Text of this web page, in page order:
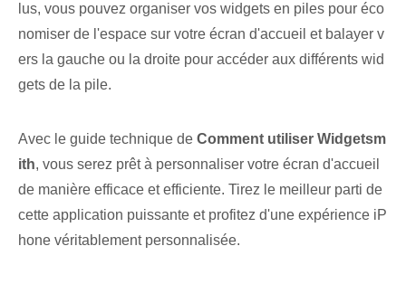
lus, vous pouvez organiser vos widgets en piles pour éco
nomiser de l'espace sur votre écran d'accueil et balayer v
ers la gauche ou la droite pour accéder aux différents wid
gets de la pile.
Avec le guide technique de Comment utiliser Widgetsm
ith, vous serez prêt à personnaliser votre écran d'accueil
de manière efficace et efficiente. Tirez le meilleur parti de
cette application puissante et profitez d'une expérience iP
hone véritablement personnalisée.